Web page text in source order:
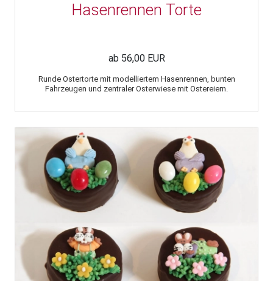
Hasenrennen Torte
ab 56,00 EUR
Runde Ostertorte mit modelliertem Hasenrennen, bunten
Fahrzeugen und zentraler Osterwiese mit Ostereiern.